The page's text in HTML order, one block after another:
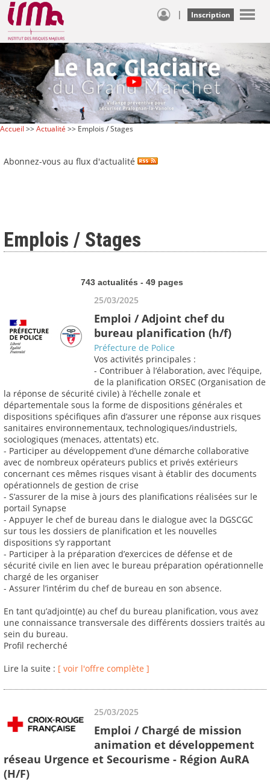
| Inscription
Accueil >>Actualité >> Emplois / Stages
Abonnez-vous au flux d'actualité
Emplois / Stages
743 actualités - 49 pages
25/03/2025
Emploi / Adjoint chef du
bureau planification (h/f)
Préfecture de Police
Vos activités principales :
- Contribuer à l’élaboration, avec l’équipe,
de la planification ORSEC (Organisation de
la réponse de sécurité civile) à l’échelle zonale et
départementale sous la forme de dispositions générales et
dispositions spécifiques afin d’assurer une réponse aux risques
sanitaires environnementaux, technologiques/industriels,
sociologiques (menaces, attentats) etc.
- Participer au développement d’une démarche collaborative
avec de nombreux opérateurs publics et privés extérieurs
concernant ces mêmes risques visant à établir des documents
opérationnels de gestion de crise
- S’assurer de la mise à jours des planifications réalisées sur le
portail Synapse
- Appuyer le chef de bureau dans le dialogue avec la DGSCGC
sur tous les dossiers de planification et les nouvelles
dispositions s’y rapportant
- Participer à la préparation d’exercices de défense et de
sécurité civile en lien avec le bureau préparation opérationnelle
chargé de les organiser
- Assurer l’intérim du chef de bureau en son absence.
En tant qu’adjoint(e) au chef du bureau planification, vous avez
une connaissance transversale des différents dossiers traités au
sein du bureau.
Profil recherché
Lire la suite : [ voir l'offre complète ]
25/03/2025
Emploi / Chargé de mission
animation et développement
réseau Urgence et Secourisme - Région AuRA
(H/F)